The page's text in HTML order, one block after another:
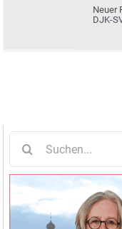
Neuer
DJK-
nach: